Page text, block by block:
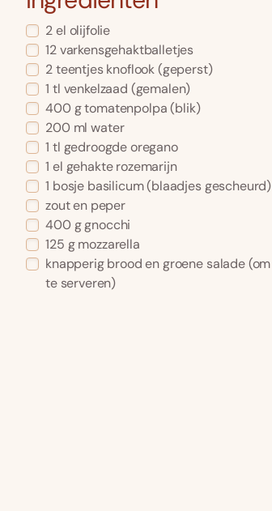
2el olijfolie
12 varkensgehaktballetjes
2teentjes knoflook(geperst)
1 tl venkelzaad (gemalen)
400 gtomatenpolpa(blik)
200 ml water
1 tl gedroogde oregano
1 el gehakte rozemarijn
1 bosje basilicum(blaadjes gescheurd)
zout en peper
400 ggnocchi
125 g mozzarella
knapperig brood en groene salade(om
te serveren)